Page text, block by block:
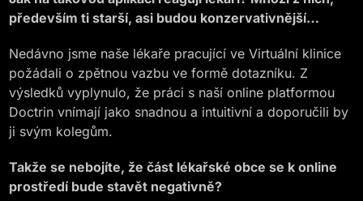
především ti starší, asi budou konzervativnější…
Nedávno jsme naše lékaře pracující ve Virtuální klinice
požádali o zpětnou vazbu ve formě dotazníku. Z
výsledků vyplynulo, že práci s naší online platformou
Doctrin vnímají jako snadnou a intuitivní a doporučili by
ji svým kolegům.
Takže se nebojíte, že část lékařské obce se k online
prostředí bude stavět negativně?